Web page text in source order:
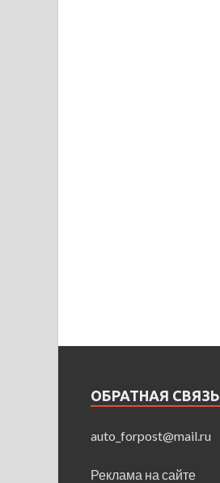
ОБРАТНАЯ СВЯЗЬ
auto_forpost@mail.ru
Реклама на сайте